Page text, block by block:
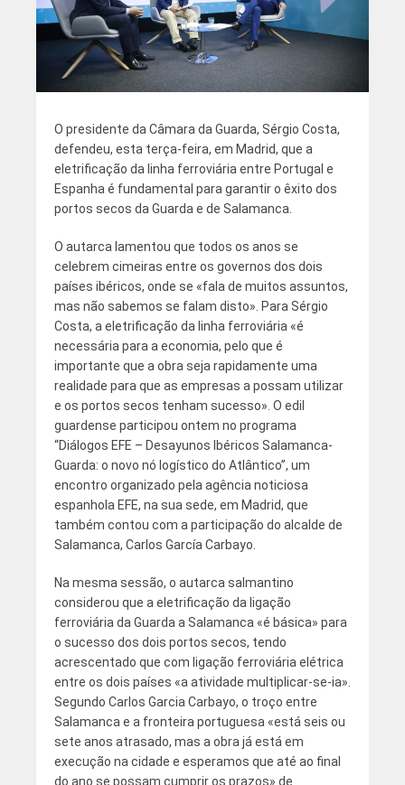
O presidente da Câmara da Guarda, Sérgio Costa,
defendeu, esta terça-feira, em Madrid, que a
eletrificação da linha ferroviária entre Portugal e
Espanha é fundamental para garantir o êxito dos
portos secos da Guarda e de Salamanca.
O autarca lamentou que todos os anos se
celebrem cimeiras entre os governos dos dois
países ibéricos, onde se «fala de muitos assuntos,
mas não sabemos se falam disto». Para Sérgio
Costa, a eletrificação da linha ferroviária «é
necessária para a economia, pelo que é
importante que a obra seja rapidamente uma
realidade para que as empresas a possam utilizar
e os portos secos tenham sucesso». O edil
guardense participou ontem no programa
“Diálogos EFE – Desayunos Ibéricos Salamanca-
Guarda: o novo nó logístico do Atlântico”, um
encontro organizado pela agência noticiosa
espanhola EFE, na sua sede, em Madrid, que
também contou com a participação do alcalde de
Salamanca, Carlos García Carbayo.
Na mesma sessão, o autarca salmantino
considerou que a eletrificação da ligação
ferroviária da Guarda a Salamanca «é básica» para
o sucesso dos dois portos secos, tendo
acrescentado que com ligação ferroviária elétrica
entre os dois países «a atividade multiplicar-se-ia».
Segundo Carlos Garcia Carbayo, o troço entre
Salamanca e a fronteira portuguesa «está seis ou
sete anos atrasado, mas a obra já está em
execução na cidade e esperamos que até ao final
do ano se possam cumprir os prazos» de